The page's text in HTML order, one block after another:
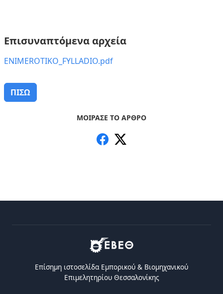
ΜΟΙΡΑΣΕ ΤΟ ΑΡΘΡΟ
Επισυναπτόμενα αρχεία
ENIMEROTIKO_FYLLADIO.pdf
ΠΙΣΩ
Επίσημη ιστοσελίδα Eμπορικού & Bιομηχανικού
Eπιμελητηρίου Θεσσαλονίκης